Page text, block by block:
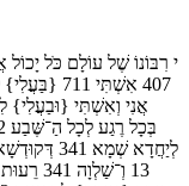
אֲנִי וְאִשְׁתִּי {וּבַעֲלִי}